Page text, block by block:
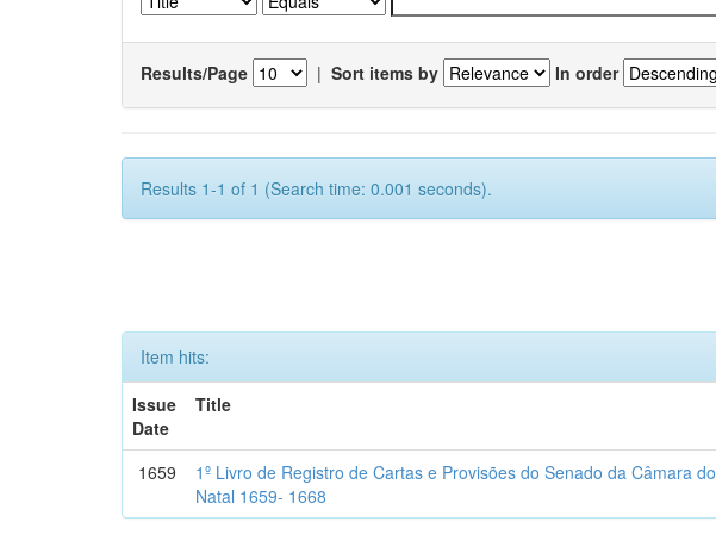
Results/Page | Sort items by In order
Results 1-1 of 1 (Search time: 0.001 seconds).
Item hits:
Issue
Date
Title
1659
1º Livro de Registro de Cartas e Provisões do Senado da Câmara do
Natal 1659- 1668